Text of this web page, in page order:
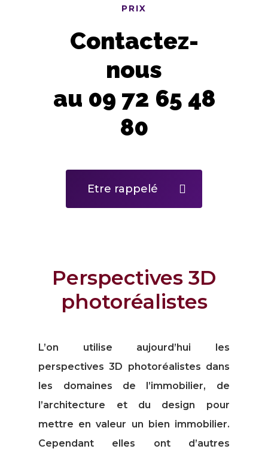
PRIX
Contactez-
nous
au 09 72 65 48
80
Etre rappelé
Perspectives 3D
photoréalistes
L’on utilise aujourd’hui les
perspectives 3D photoréalistes dans
les domaines de l’immobilier, de
l’architecture et du design pour
mettre en valeur un bien immobilier.
Cependant elles ont d’autres